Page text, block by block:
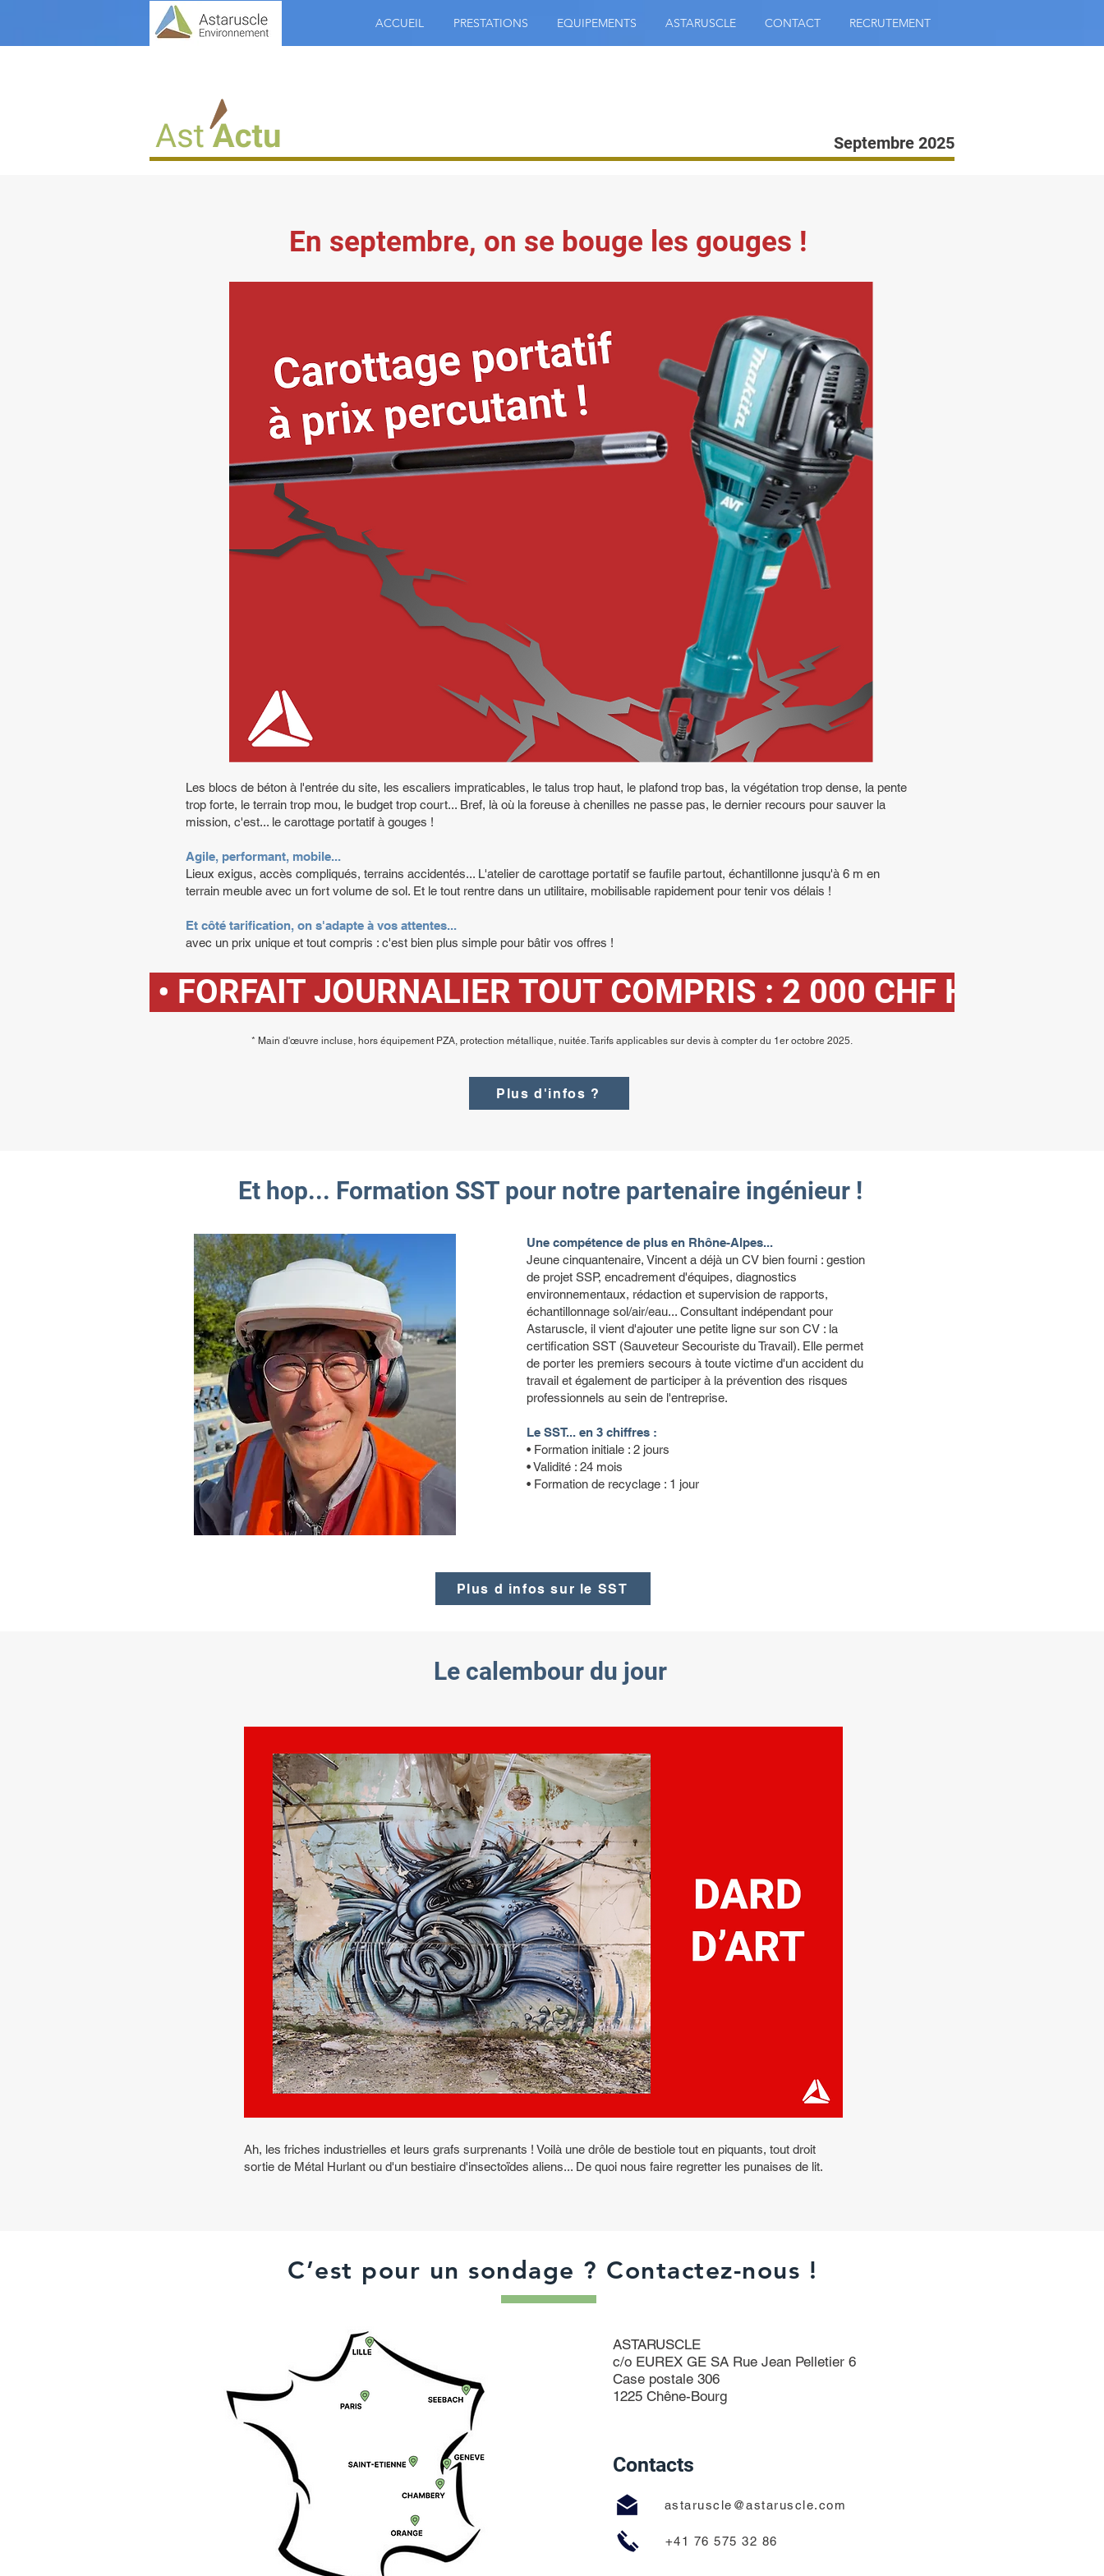
ACCUEIL PRESTATIONS EQUIPEMENTS ASTARUSCLE CONTACT RECRUTEMENT
Septembre 2025
En septembre, on se bouge les gouges !
Les blocs de béton à l'entrée du site, les escaliers impraticables, le talus trop haut, le plafond trop bas, la végétation trop dense, la pente
trop forte, le terrain trop mou, le budget trop court... Bref, là où la foreuse à chenilles ne passe pas, le dernier recours pour sauver la
mission, c'est... le carottage portatif à gouges !
Agile, performant, mobile...
Lieux exigus, accès compliqués, terrains accidentés... L'atelier de carottage portatif se faufile partout, échantillonne jusqu'à 6 m en
terrain meuble avec un fort volume de sol. Et le tout rentre dans un utilitaire, mobilisable rapidement pour tenir vos délais !
Et côté tarification, on s'adapte à vos attentes...
avec un prix unique et tout compris : c'est bien plus simple pour bâtir vos offres !
• FORFAIT JOURNALIER TOUT COMPRIS : 2 000 CHF HT*
* Main d'œuvre incluse, hors équipement PZA, protection métallique, nuitée. Tarifs applicables sur devis à compter du 1er octobre 2025.
Plus d'infos ?
Et hop... Formation SST pour notre partenaire ingénieur !
Une compétence de plus en Rhône-Alpes...
Jeune cinquantenaire, Vincent a déjà un CV bien fourni : gestion
de projet SSP, encadrement d'équipes, diagnostics
environnementaux, rédaction et supervision de rapports,
échantillonnage sol/air/eau... Consultant indépendant pour
Astaruscle, il vient d'ajouter une petite ligne sur son CV : la
certification SST (Sauveteur Secouriste du Travail). Elle permet
de porter les premiers secours à toute victime d'un accident du
travail et également de participer à la prévention des risques
professionnels au sein de l'entreprise.
Le SST... en 3 chiffres :
• Formation initiale : 2 jours
• Validité : 24 mois
• Formation de recyclage : 1 jour
Plus d infos sur le SST
Le calembour du jour
Ah, les friches industrielles et leurs grafs surprenants ! Voilà une drôle de bestiole tout en piquants, tout droit
sortie de Métal Hurlant ou d'un bestiaire d'insectoïdes aliens... De quoi nous faire regretter les punaises de lit.
C’est pour un sondage ? Contactez-nous !
ASTARUSCLE
c/o EUREX GE SA Rue Jean Pelletier 6
Case postale 306
1225 Chêne-Bourg
Contacts
astaruscle@astaruscle.com
+41 76 575 32 86